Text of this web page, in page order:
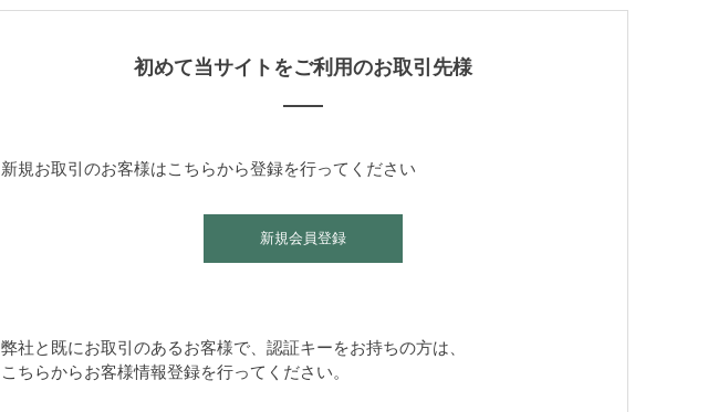
初めて当サイトをご利用のお取引先様
新規お取引のお客様はこちらから登録を行ってください
新規会員登録
弊社と既にお取引のあるお客様で、認証キーをお持ちの方は、
こちらからお客様情報登録を行ってください。